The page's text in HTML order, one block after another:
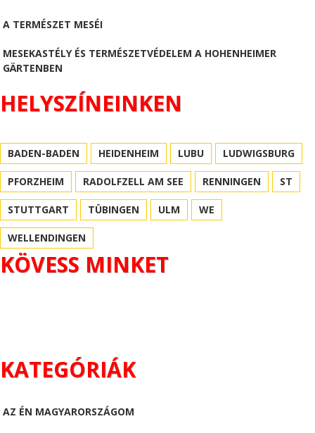
A TERMÉSZET MESÉI
MESEKASTÉLY ÉS TERMÉSZETVÉDELEM A HOHENHEIMER
GÄRTENBEN
HELYSZÍNEINKEN
BADEN-BADEN HEIDENHEIM LUBU LUDWIGSBURG
PFORZHEIM RADOLFZELL AM SEE RENNINGEN ST
STUTTGART TÜBINGEN ULM WE
WELLENDINGEN
KÖVESS MINKET
KATEGÓRIÁK
AZ ÉN MAGYARORSZÁGOM